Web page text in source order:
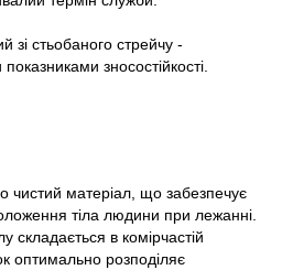
зі стьобаного стрейчу -
зносостійкості.
чистий матеріал, що забезпечує
тіла людини при лежанні.
складається в комірчастій
оптимально розподіляє